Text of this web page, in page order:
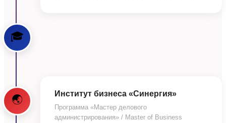
🎓
🌏 Институт бизнеса «Синергия»
Программа «Мастер делового
администрирования» / Master of Business